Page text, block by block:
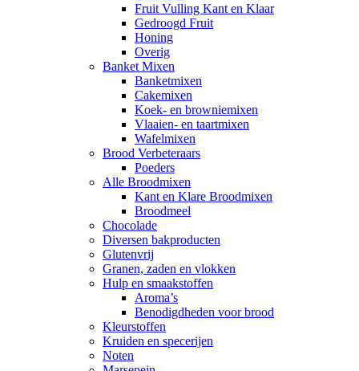
Fruit Vulling Kant en Klaar
Gedroogd Fruit
Honing
Overig
Banket Mixen
Banketmixen
Cakemixen
Koek- en browniemixen
Vlaaien- en taartmixen
Wafelmixen
Brood Verbeteraars
Poeders
Alle Broodmixen
Kant en Klare Broodmixen
Broodmeel
Chocolade
Diversen bakproducten
Glutenvrij
Granen, zaden en vlokken
Hulp en smaakstoffen
Aroma’s
Benodigdheden voor brood
Kleurstoffen
Kruiden en specerijen
Noten